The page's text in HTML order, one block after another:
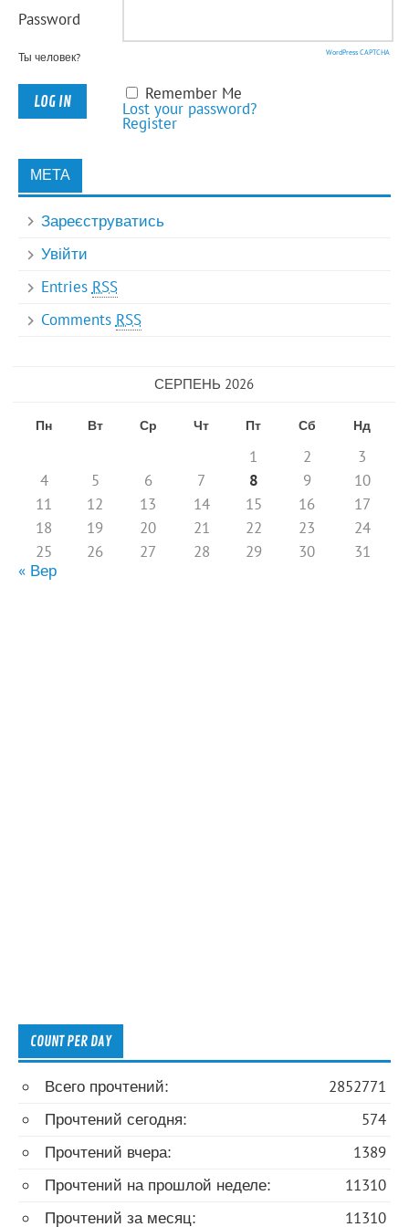
Password
Ты человек? WordPress CAPTCHA
Remember Me
Lost your password?
Register
МЕТА
Зареєструватись
Увійти
Entries RSS
Comments RSS
СЕРПЕНЬ 2026
Пн Вт Ср Чт Пт Сб Нд
1 2
3
4
5 6 7 8 9
10
11
12 13 14 15 16
17
18
19 20 21 22 23
24
25
26 27 28 29 30
31
« Вер
COUNT PER DAY
2852771
Всего прочтений:
574
Прочтений сегодня:
1389
Прочтений вчера:
11310
Прочтений на прошлой неделе:
11310
Прочтений за месяц: